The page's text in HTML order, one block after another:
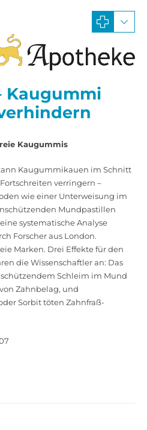
Kaugummi
Kaugummis
Kaugummikauen im Schnitt
verringern –
wie einer Unterweisung im
Mundpastillen
systematische Analyse
Forscher aus London.
Marken. Drei Effekte für den
die Wissenschaftler an: Das
Schleim im Mund
Zahnbelag, und
Sorbit töten Zahnfraß-